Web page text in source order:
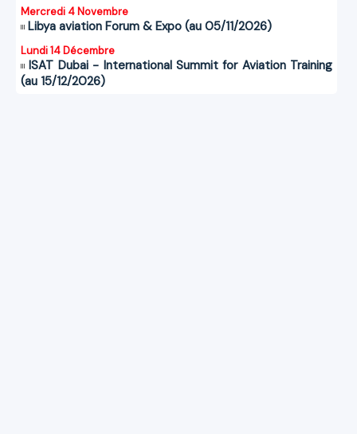
Mercredi 4 Novembre
Libya aviation Forum & Expo (au 05/11/2026)
Lundi 14 Décembre
ISAT Dubai - International Summit for Aviation Training
(au 15/12/2026)